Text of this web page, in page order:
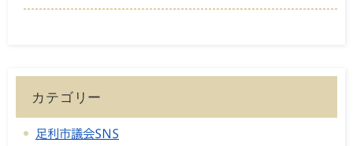
カテゴリー
足利市議会SNS